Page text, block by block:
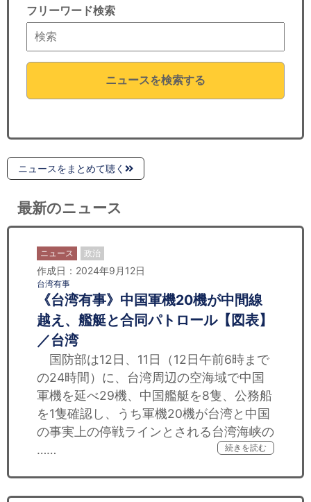
労務顧問
ＩＴ
フリーワード検索
ニュースを検索する
ニュースをまとめて聴く
最新のニュース
ニュース 政治
作成日：2024年9月12日
台湾有事
《台湾有事》中国軍機20機が中間線
越え、艦艇と合同パトロール【図表】
／台湾
国防部は12日、11日（12日午前6時まで
の24時間）に、台湾周辺の空海域で中国
軍機を延べ29機、中国艦艇を8隻、公務船
を1隻確認し、うち軍機20機が台湾と中国
の事実上の停戦ラインとされる台湾海峡の
……
続きを読む